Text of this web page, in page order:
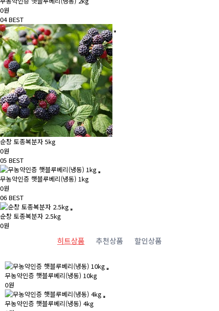
0원
04BEST
순창 토종복분자 5kg
0원
05 BEST
무농약인증 햇블루베리(냉동) 1kg
0원
06 BEST
순창 토종복분자 2.5kg
0원
히트상품 추천상품 할인상품
무농약인증 햇블루베리(냉동) 10kg
0원
무농약인증 햇블루베리(냉동) 4kg